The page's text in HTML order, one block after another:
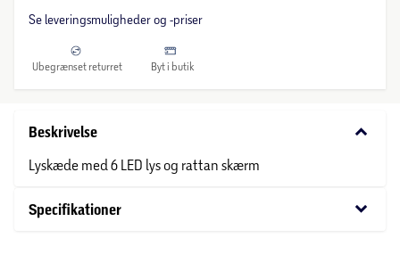
Se leveringsmuligheder og -priser
Ubegrænset returret Byt i butik
Beskrivelse keyboard_arrow_down
Lyskæde med 6 LED lys og rattan skærm
Specifikationer keyboard_arrow_down